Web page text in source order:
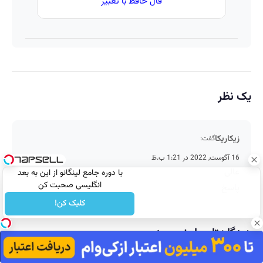
با دوره جامع لینگانو از این به بعد
انگلیسی صحبت کن
کلیک کن!
یک نظر
زیکاریکاگفت:
16 آگوست, 2022 در 1:21 ب.ظ
دیدگاهتان را بنویسید